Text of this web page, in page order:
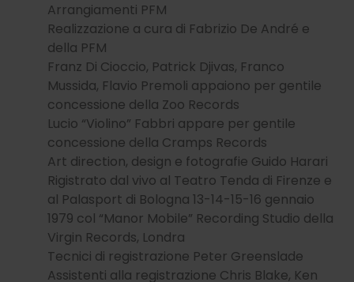
Arrangiamenti PFM
Realizzazione a cura di Fabrizio De André e
della PFM
Franz Di Cioccio, Patrick Djivas, Franco
Mussida, Flavio Premoli appaiono per gentile
concessione della Zoo Records
Lucio “Violino” Fabbri appare per gentile
concessione della Cramps Records
Art direction, design e fotografie Guido Harari
Rigistrato dal vivo al Teatro Tenda di Firenze e
al Palasport di Bologna 13-14-15-16 gennaio
1979 col “Manor Mobile” Recording Studio della
Virgin Records, Londra
Tecnici di registrazione Peter Greenslade
Assistenti alla registrazione Chris Blake, Ken